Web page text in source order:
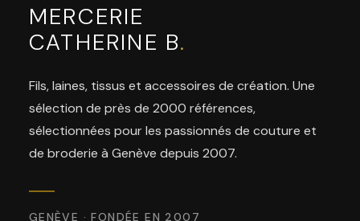
MERCERIE
CATHERINE B.
Fils, laines, tissus et accessoires de création. Une
sélection de près de 2000 références,
sélectionnées pour les passionnés de couture et
de broderie à Genève depuis 2007.
GENÈVE · FONDÉE EN 2007